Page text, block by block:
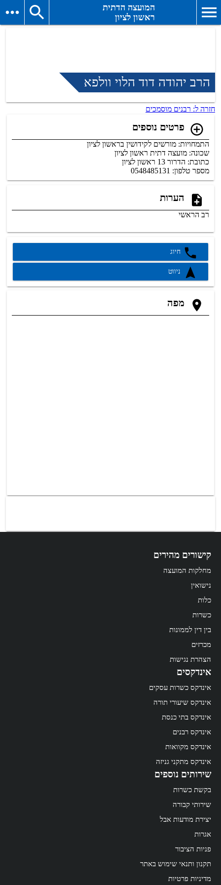
המועצה הדתית
ראשון לציון
הרב יהודה דוד הלוי וולפא
חזרה ל: רבנים מוסמכים
פרטים נוספים
התמחויות: מורשים לקידושין בראשון לציון
שכונה: מועצה דתית ראשון לציון
כתובת: הדרור 13 ראשון לציון
מספר טלפון: 0548485131
הערות
רב הראשי
חיוג
ניווט
מפה
קישורים מהירים
מחלקות המועצה
נישואין
כלות
כשרות
בין דין לממונות
מכרזים
הצהרת נגישות
אינדקסים
אינדקס כשרות עסקים
אינדקס שיעורי תורה
אינדקס בתי כנסת
אינדקס רבנים
אינדקס מקוואות
אינדקס מתקני גניזה
שירותים נוספים
בקשת כשרות
שירותי קבורה
יצירת מודעות אבל
אגרות
פניות הציבור
תקנון ותנאי שימוש באתר
מדיניות פרטיות